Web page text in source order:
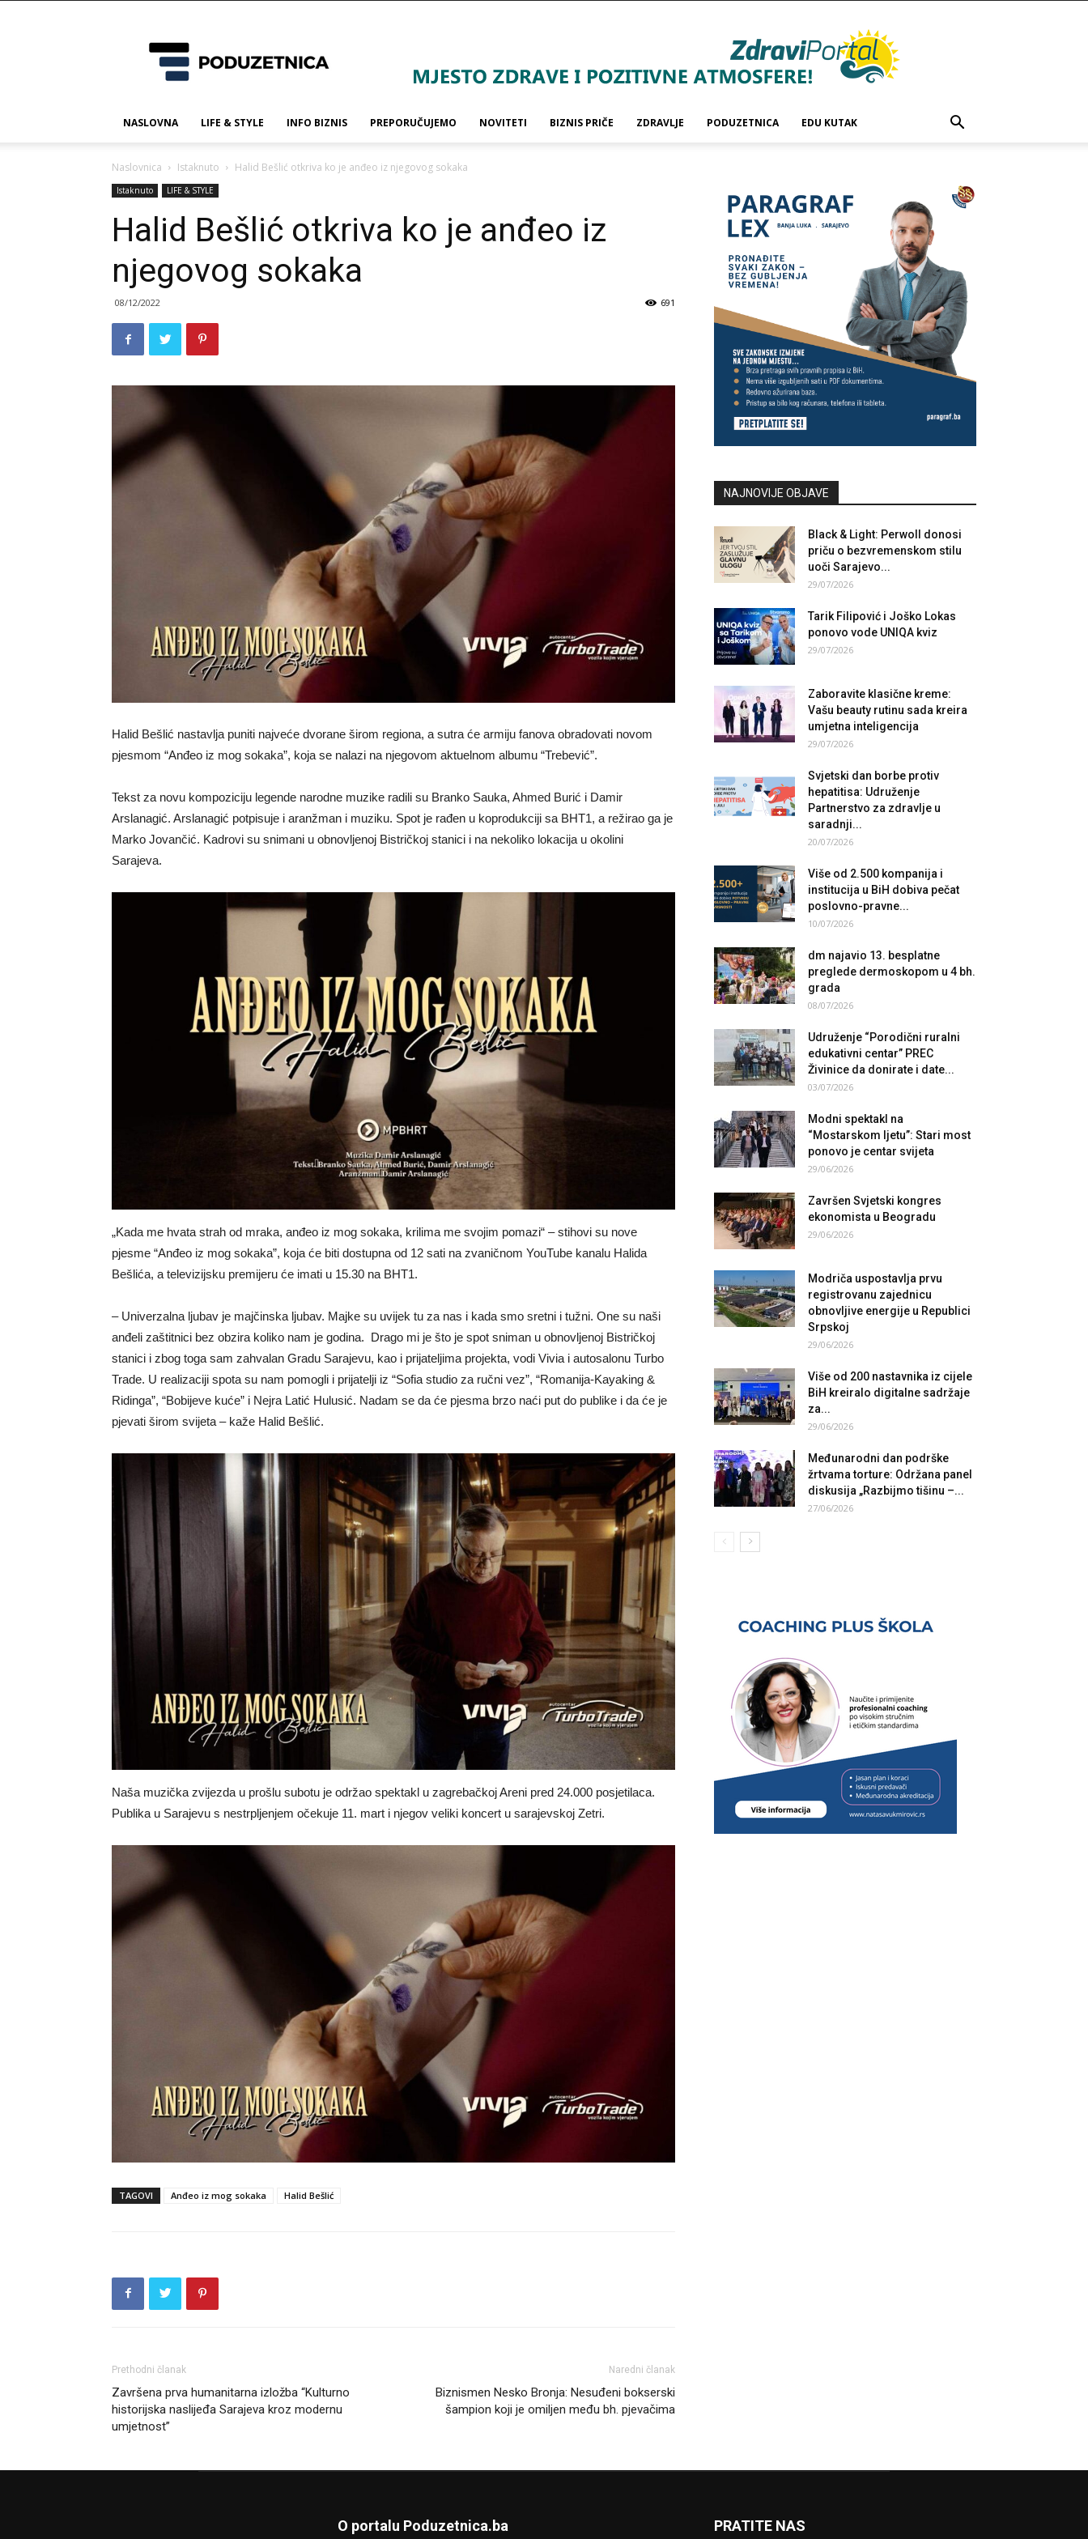
NASLOVNA LIFE & STYLE INFO BIZNIS PREPORUČUJEMO NOVITETI BIZNIS PRIČE ZDRAVLJE PODUZETNICA EDU KUTAK
Naslovnica Istaknuto Halid Bešlić otkriva ko je anđeo iz njegovog sokaka
Istaknuto LIFE & STYLE
Halid Bešlić otkriva ko je anđeo iz
njegovog sokaka
08/12/2022 691
Halid Bešlić nastavlja puniti najveće dvorane širom regiona, a sutra će armiju fanova obradovati novom
pjesmom “Anđeo iz mog sokaka”, koja se nalazi na njegovom aktuelnom albumu “Trebević”.
Tekst za novu kompoziciju legende narodne muzike radili su Branko Sauka, Ahmed Burić i Damir
Arslanagić. Arslanagić potpisuje i aranžman i muziku. Spot je rađen u koprodukciji sa BHT1, a režirao ga je
Marko Jovančić. Kadrovi su snimani u obnovljenoj Bistričkoj stanici i na nekoliko lokacija u okolini
Sarajeva.
„Kada me hvata strah od mraka, anđeo iz mog sokaka, krilima me svojim pomazi“ – stihovi su nove
pjesme “Anđeo iz mog sokaka”, koja će biti dostupna od 12 sati na zvaničnom YouTube kanalu Halida
Bešlića, a televizijsku premijeru će imati u 15.30 na BHT1.
– Univerzalna ljubav je majčinska ljubav. Majke su uvijek tu za nas i kada smo sretni i tužni. One su naši
anđeli zaštitnici bez obzira koliko nam je godina. Drago mi je što je spot sniman u obnovljenoj Bistričkoj
stanici i zbog toga sam zahvalan Gradu Sarajevu, kao i prijateljima projekta, vodi Vivia i autosalonu Turbo
Trade. U realizaciji spota su nam pomogli i prijatelji iz “Sofia studio za ručni vez”, “Romanija-Kayaking &
Ridinga”, “Bobijeve kuće” i Nejra Latić Hulusić. Nadam se da će pjesma brzo naći put do publike i da će je
pjevati širom svijeta – kaže Halid Bešlić.
Naša muzička zvijezda u prošlu subotu je održao spektakl u zagrebačkoj Areni pred 24.000 posjetilaca.
Publika u Sarajevu s nestrpljenjem očekuje 11. mart i njegov veliki koncert u sarajevskoj Zetri.
TAGOVI Anđeo iz mog sokaka Halid Bešlić
Prethodni članak
Završena prva humanitarna izložba “Kulturno
historijska naslijeđa Sarajeva kroz modernu
umjetnost”
Naredni članak
Biznismen Nesko Bronja: Nesuđeni bokserski
šampion koji je omiljen među bh. pjevačima
NAJNOVIJE OBJAVE
Black & Light: Perwoll donosi
priču o bezvremenskom stilu
uoči Sarajevo...
29/07/2026
Tarik Filipović i Joško Lokas
ponovo vode UNIQA kviz
29/07/2026
Zaboravite klasične kreme:
Vašu beauty rutinu sada kreira
umjetna inteligencija
29/07/2026
Svjetski dan borbe protiv
hepatitisa: Udruženje
Partnerstvo za zdravlje u
saradnji...
20/07/2026
Više od 2.500 kompanija i
institucija u BiH dobiva pečat
poslovno-pravne...
10/07/2026
dm najavio 13. besplatne
preglede dermoskopom u 4 bh.
grada
08/07/2026
Udruženje “Porodični ruralni
edukativni centar” PREC
Živinice da donirate i date...
03/07/2026
Modni spektakl na
“Mostarskom ljetu”: Stari most
ponovo je centar svijeta
29/06/2026
Završen Svjetski kongres
ekonomista u Beogradu
29/06/2026
Modriča uspostavlja prvu
registrovanu zajednicu
obnovljive energije u Republici
Srpskoj
29/06/2026
Više od 200 nastavnika iz cijele
BiH kreiralo digitalne sadržaje
za...
29/06/2026
Međunarodni dan podrške
žrtvama torture: Održana panel
diskusija „Razbijmo tišinu –...
27/06/2026
O portalu Poduzetnica.ba PRATITE NAS